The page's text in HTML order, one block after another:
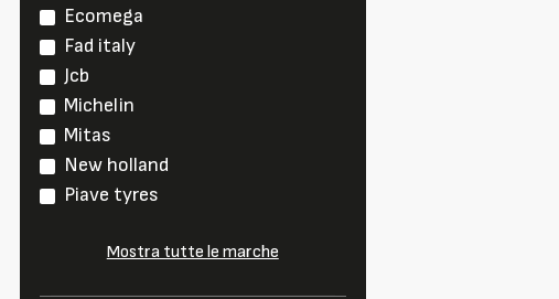
Ecomega
Fad italy
Jcb
Michelin
Mitas
New holland
Piave tyres
Mostra tutte le marche